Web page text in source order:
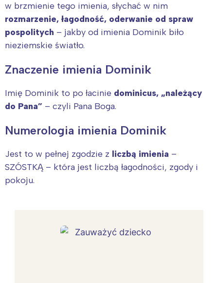
w brzmienie tego imienia, słychać w nim
rozmarzenie, łagodność, oderwanie od spraw
pospolitych – jakby od imienia Dominik biło
nieziemskie światło.
Znaczenie imienia Dominik
Imię Dominik to po łacinie dominicus, „należący
do Pana” – czyli Pana Boga.
Numerologia imienia Dominik
Jest to w pełnej zgodzie z liczbą imienia –
SZÓSTKĄ – która jest liczbą łagodności, zgody i
pokoju.